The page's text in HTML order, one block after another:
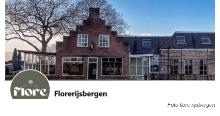
Foto flore rijsbergen